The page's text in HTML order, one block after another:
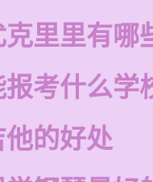
里里有哪
考什么学
的好处